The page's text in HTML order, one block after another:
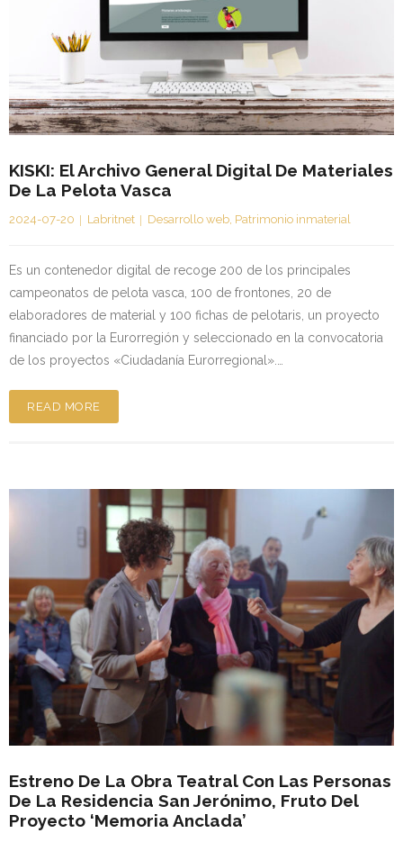
KISKI: El Archivo General Digital De Materiales
De La Pelota Vasca
2024-07-20 Labritnet Desarrollo web, Patrimonio inmaterial
Es un contenedor digital de recoge 200 de los principales
campeonatos de pelota vasca, 100 de frontones, 20 de
elaboradores de material y 100 fichas de pelotaris, un proyecto
financiado por la Eurorregión y seleccionado en la convocatoria
de los proyectos «Ciudadanía Eurorregional».…
READ MORE
Estreno De La Obra Teatral Con Las Personas
De La Residencia San Jerónimo, Fruto Del
Proyecto ‘Memoria Anclada’